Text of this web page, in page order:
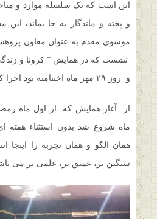
این است که یک سلسله موارد و
و پخته و ماندگار به جا بماند،
نشست که در همایش ” کرونا و
و روز ۲۹ مهر ماه اختتامیه بود اجرا کردیم .
ماه شروع شد بدون استثناء هفته
همان الگو و همان تجربه را اینجا
سنگین تر، عمیق تر، علمی تر می